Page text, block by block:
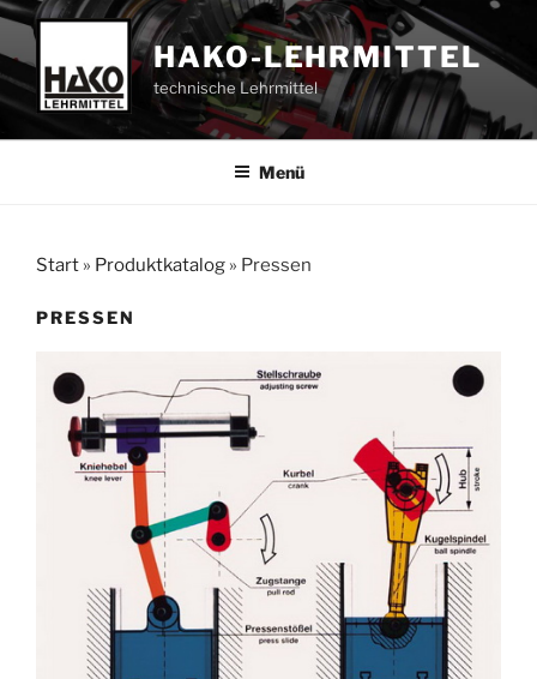
Zum
Inhalt
springen
HAKO-LEHRMITTEL
technische Lehrmittel
Menü
Start » Produktkatalog » Pressen
PRESSEN